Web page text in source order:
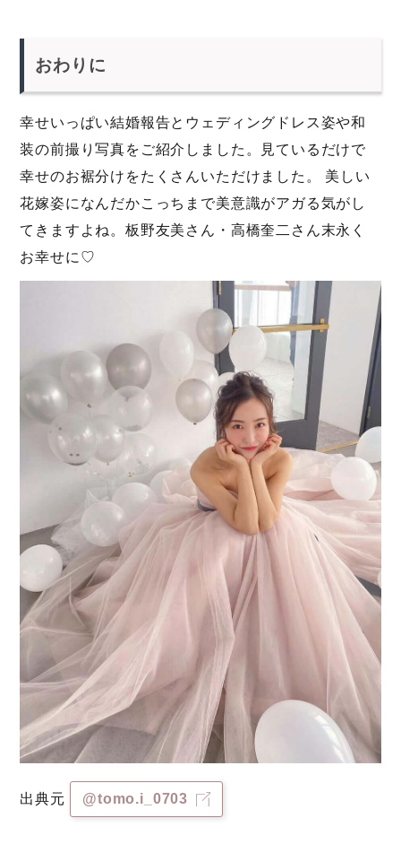
おわりに
幸せいっぱい結婚報告とウェディングドレス姿や和
装の前撮り写真をご紹介しました。見ているだけで
幸せのお裾分けをたくさんいただけました。 美しい
花嫁姿になんだかこっちまで美意識がアガる気がし
てきますよね。板野友美さん・高橋奎二さん末永く
お幸せに♡
出典元 @tomo.i_0703